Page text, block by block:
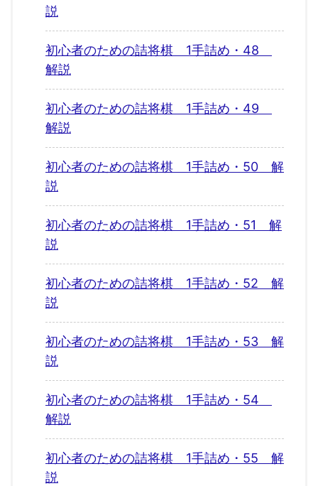
説
初心者のための詰将棋 1手詰め・48
解説
初心者のための詰将棋 1手詰め・49
解説
初心者のための詰将棋 1手詰め・50 解
説
初心者のための詰将棋 1手詰め・51 解
説
初心者のための詰将棋 1手詰め・52 解
説
初心者のための詰将棋 1手詰め・53 解
説
初心者のための詰将棋 1手詰め・54
解説
初心者のための詰将棋 1手詰め・55 解
説